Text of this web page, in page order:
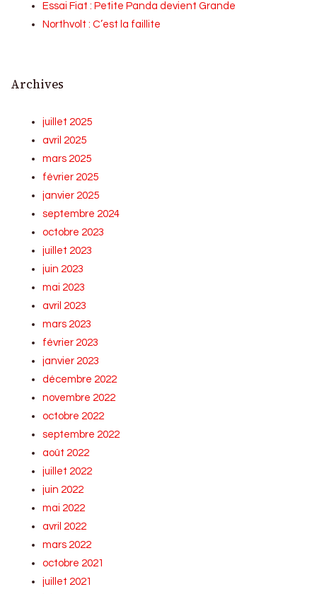
Essai Fiat : Petite Panda devient Grande
Northvolt : C’est la faillite
Archives
juillet 2025
avril 2025
mars 2025
février 2025
janvier 2025
septembre 2024
octobre 2023
juillet 2023
juin 2023
mai 2023
avril 2023
mars 2023
février 2023
janvier 2023
décembre 2022
novembre 2022
octobre 2022
septembre 2022
août 2022
juillet 2022
juin 2022
mai 2022
avril 2022
mars 2022
octobre 2021
juillet 2021